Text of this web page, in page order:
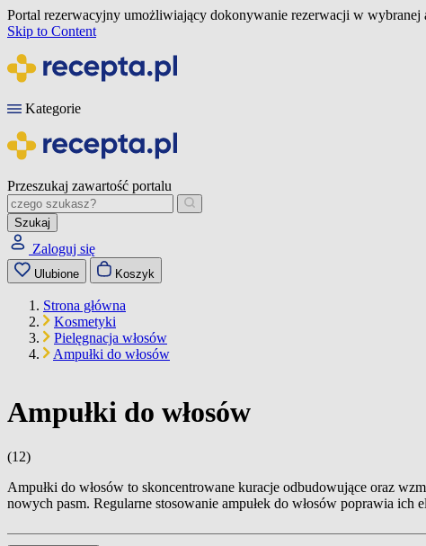
Portal rezerwacyjny umożliwiający dokonywanie rezerwacji w wybranej
Skip to Content
Kategorie
Przeszukaj zawartość portalu
Szukaj
Zaloguj się
Ulubione Koszyk
Strona główna
Kosmetyki
Pielęgnacja włosów
Ampułki do włosów
Ampułki do włosów
(12)
Ampułki do włosów to skoncentrowane kuracje odbudowujące oraz
nowych pasm. Regularne stosowanie ampułek do włosów poprawia ich